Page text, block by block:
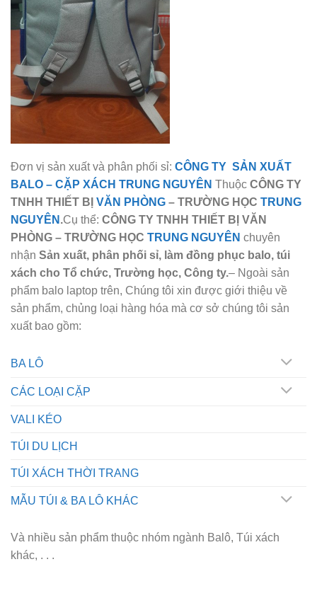
Đơn vị sản xuất và phân phối sỉ: CÔNG TY SẢN XUẤT
BALO – CẶP XÁCH TRUNG NGUYÊN Thuộc CÔNG TY
TNHH THIẾT BỊ VĂN PHÒNG – TRƯỜNG HỌC TRUNG
NGUYÊN .Cụ thể: CÔNG TY TNHH THIẾT BỊ VĂN
PHÒNG – TRƯỜNG HỌC TRUNG NGUYÊN chuyên
nhận Sản xuất, phân phối sỉ, làm đồng phục balo, túi
xách cho Tổ chức, Trường học, Công ty.– Ngoài sản
phẩm balo laptop trên, Chúng tôi xin được giới thiệu về
sản phẩm, chủng loại hàng hóa mà cơ sở chúng tôi sản
xuất bao gồm:
BA LÔ
CÁC LOẠI CẶP
VALI KÉO
TÚI DU LỊCH
TÚI XÁCH THỜI TRANG
MẪU TÚI & BA LÔ KHÁC
Và nhiều sản phẩm thuộc nhóm ngành Balô, Túi xách
khác, . . .